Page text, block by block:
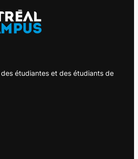
étudiantes et des étudiants de